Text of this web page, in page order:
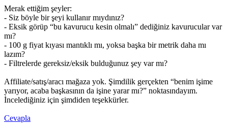
Merak ettiğim şeyler:
- Siz böyle bir şeyi kullanır mıydınız?
- Eksik görüp “bu kavurucu kesin olmalı” dediğiniz kavurucular var
mı?
- 100 g fiyat kıyası mantıklı mı, yoksa başka bir metrik daha mı
lazım?
- Filtrelerde gereksiz/eksik bulduğunuz şey var mı?
Affiliate/satış/aracı mağaza yok. Şimdilik gerçekten “benim işime
yarıyor, acaba başkasının da işine yarar mı?” noktasındayım.
İncelediğiniz için şimdiden teşekkürler.
Cevapla